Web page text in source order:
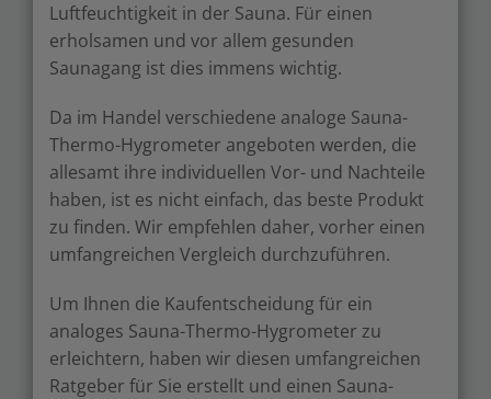
Luftfeuchtigkeit in der Sauna. Für einen
erholsamen und vor allem gesunden
Saunagang ist dies immens wichtig.
Da im Handel verschiedene analoge Sauna-
Thermo-Hygrometer angeboten werden, die
allesamt ihre individuellen Vor- und Nachteile
haben, ist es nicht einfach, das beste Produkt
zu finden. Wir empfehlen daher, vorher einen
umfangreichen Vergleich durchzuführen.
Um Ihnen die Kaufentscheidung für ein
analoges Sauna-Thermo-Hygrometer zu
erleichtern, haben wir diesen umfangreichen
Ratgeber für Sie erstellt und einen Sauna-